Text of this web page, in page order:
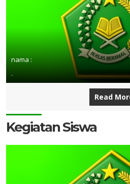
nama :
.
Read
Kegiatan Siswa